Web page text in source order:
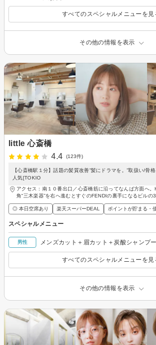
すべてのスペシャルメニューを見
その他の情報を表示
little 心斎橋
4.4
(123件)
【心斎橋駅１分】話題の髪質改善”髪にドラマを。”取扱い/骨
人気[TOKIO
アクセス：南１０番出口／心斎橋筋に沿ってなんば方面へ
角“三木楽器”を右へ進むとすぐのFENDIの裏手になるビルの3
◎ 本日空席あり 楽天スーパーDEAL ポイントが貯まる・
スペシャルメニュー
男性 メンズカット＋眉カット＋炭酸シャンプ
すべてのスペシャルメニューを見
その他の情報を表示